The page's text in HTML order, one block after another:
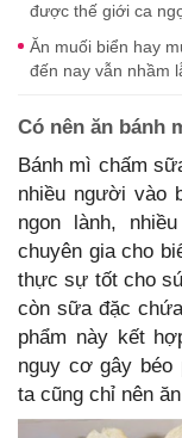
được thế giới ca
Ăn muối biển hay
đến nay vẫn nhầm
Có nên ăn bánh
Bánh mì chấm
nhiều người vào
ngon lành,
chuyên gia cho
thực sự tốt cho
còn sữa đặc
phẩm này kết
nguy cơ gây béo
ta cũng chỉ nên